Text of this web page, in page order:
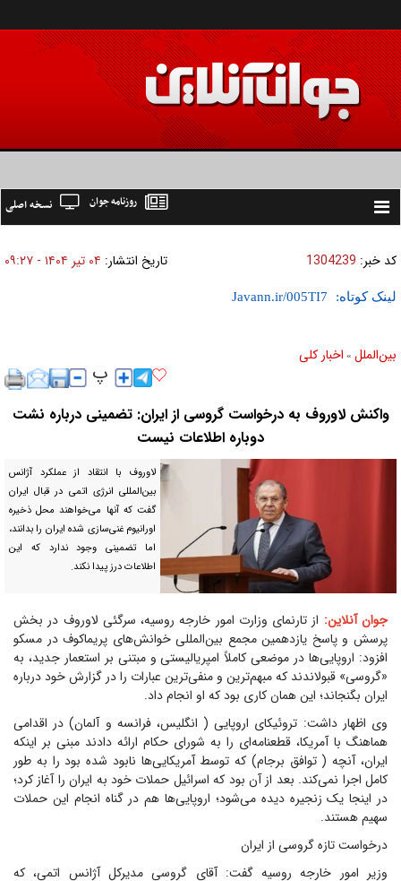
Toggle
نسخه اصلی روزنامه جوان
کد خبر: 1304239 تاریخ انتشار: ۰۴ تير ۱۴۰۴ - ۰۹:۲۷
لینک کوتاه:
بين‌الملل » اخبار كلی
واکنش لاوروف به درخواست گروسی از ایران: تضمینی درباره نشت
دوباره اطلاعات نیست
لاوروف با انتقاد از عملکرد آژانس
بین‌المللی انرژی اتمی در قبال ایران
گفت که آنها می‌خواهند محل ذخیره
اورانیوم غنی‌سازی شده ایران را بدانند،
اما تضمینی وجود ندارد که این
اطلاعات درز پیدا نکند.
جوان آنلاین: از تارنمای وزارت امور خارجه روسیه، سرگئی لاوروف در بخش
پرسش و پاسخ یازدهمین مجمع بین‌المللی خوانش‌های پریماکوف در مسکو
افزود: اروپایی‌ها در موضعی کاملاً امپریالیستی و مبتنی بر استعمار جدید، به
«گروسی» قبولاندند که مبهم‌ترین و منفی‌ترین عبارات را در گزارش خود درباره
ایران بگنجاند؛ این همان کاری بود که او انجام داد.
وی اظهار داشت: تروئیکای اروپایی ( انگلیس، فرانسه و آلمان) در اقدامی
هماهنگ با آمریکا، قطعنامه‌ای را به شورای حکام ارائه دادند مبنی بر اینکه
ایران، آنچه ( توافق برجام) که توسط آمریکایی‌ها نابود شده بود را به طور
کامل اجرا نمی‌کند. بعد از آن بود که اسرائیل حملات خود به ایران را آغاز کرد؛
در اینجا یک زنجیره دیده می‌شود؛ اروپایی‌ها هم در گناه انجام این حملات
سهیم هستند.
درخواست تازه گروسی از ایران
وزیر امور خارجه روسیه گفت: آقای گروسی مدیرکل آژانس اتمی، که